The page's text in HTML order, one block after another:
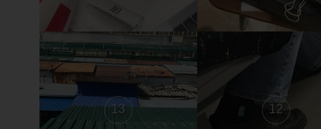
13 12